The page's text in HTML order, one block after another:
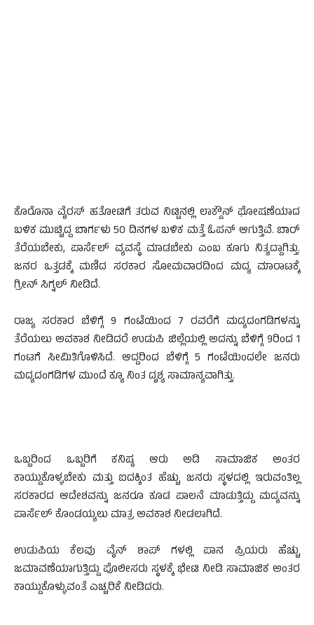
ಕೊರೊನಾ ವೈರಸ್ ಹತೋಟಿಗೆ ತರುವ ನಿಟ್ಟಿನಲ್ಲಿ ಲಾಕ್ಡೌನ್ ಘೋಷಣೆಯಾದ
ಬಳಿಕ ಮುಚ್ಚಿದ್ದ ಬಾರ್ಗಳು 50 ದಿನಗಳ ಬಳಿಕ ಮತ್ತೆ ಓಪನ್ ಆಗುತ್ತಿವೆ. ಬಾರ್
ತೆರೆಯಬೇಕು, ಪಾರ್ಸೆಲ್ ವ್ಯವಸ್ಥೆ ಮಾಡಬೇಕು ಎಂಬ ಕೂಗು ನಿತ್ಯದ್ದಾಗಿತ್ತು.
ಜನರ ಒತ್ತಡಕ್ಕೆ ಮಣಿದ ಸರಕಾರ ಸೋಮವಾರದಿಂದ ಮದ್ಯ ಮಾರಾಟಕ್ಕೆ
ಗ್ರೀನ್ ಸಿಗ್ನಲ್ ನೀಡಿದೆ.
ರಾಜ್ಯ ಸರಕಾರ ಬೆಳಿಗ್ಗೆ 9 ಗಂಟೆಯಿಂದ 7 ರವರೆಗೆ ಮದ್ಯದಂಗಡಿಗಳನ್ನು
ತೆರೆಯಲು ಅವಕಾಶ ನೀಡಿದರೆ ಉಡುಪಿ ಜಿಲ್ಲೆಯಲ್ಲಿ ಅದನ್ನು ಬೆಳಿಗ್ಗೆ 9ರಿಂದ 1
ಗಂಟಗೆ ಸೀಮಿತಿಗೊಳಿಸಿದೆ. ಆದ್ದರಿಂದ ಬೆಳಿಗ್ಗೆ 5 ಗಂಟೆಯಿಂದಲೇ ಜನರು
ಮದ್ಯದಂಗಡಿಗಳ ಮುಂದೆ ಕ್ಯೂ ನಿಂತ ದೃಶ್ಯ ಸಾಮಾನ್ಯವಾಗಿತ್ತು.
ಒಬ್ಬರಿಂದ ಒಬ್ಬರಿಗೆ ಕನಿಷ್ಠ ಆರು ಅಡಿ ಸಾಮಾಜಿಕ ಅಂತರ
ಕಾಯ್ದುಕೊಳ್ಳಬೇಕು ಮತ್ತು ಐದಕ್ಕಿಂತ ಹೆಚ್ಚು ಜನರು ಸ್ಥಳದಲ್ಲಿ ಇರುವಂತಿಲ್ಲ
ಸರಕಾರದ ಆದೇಶವನ್ನು ಜನರೂ ಕೂಡ ಪಾಲನೆ ಮಾಡುತ್ತಿದ್ದು ಮದ್ಯವನ್ನು
ಪಾರ್ಸೆಲ್ ಕೊಂಡಯ್ಯಲು ಮಾತ್ರ ಅವಕಾಶ ನೀಡಲಾಗಿದೆ.
ಉಡುಪಿಯ ಕೆಲವು ವೈನ್ ಶಾಪ್ ಗಳಲ್ಲಿ ಪಾನ ಪ್ರಿಯರು ಹೆಚ್ಚು
ಜಮಾವಣೆಯಾಗುತ್ತಿದ್ದು ಪೊಲೀಸರು ಸ್ಥಳಕ್ಕೆ ಭೇಟಿ ನೀಡಿ ಸಾಮಾಜಿಕ ಅಂತರ
ಕಾಯ್ದುಕೊಳ್ಳುವಂತೆ ಎಚ್ಚರಿಕೆ ನೀಡಿದರು.